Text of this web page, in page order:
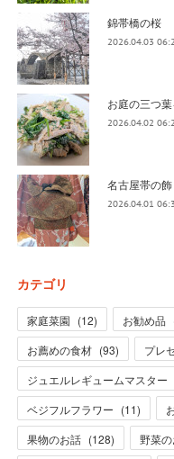
錦帯橋の桜
2026.04.03
お庭の三つ
2026.04.02
名古屋帯の
2026.04.01
カテゴリ
家庭菜園 (12) お勧め品
お薦めの食材 (93) プレ
ジュエルレギュームマスター
ベジフルフラワー (11)
果物のお話 (128) 野菜